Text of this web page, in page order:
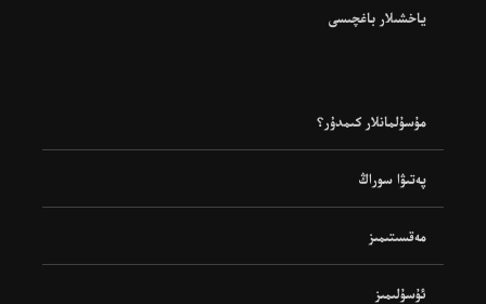
ياخشىلار باغچىسى
مۇسۇلمانلار كىمدۇر؟
پەتىۋا سوراڭ
مەقسىتىمىز
ئۇسۇلىمىز